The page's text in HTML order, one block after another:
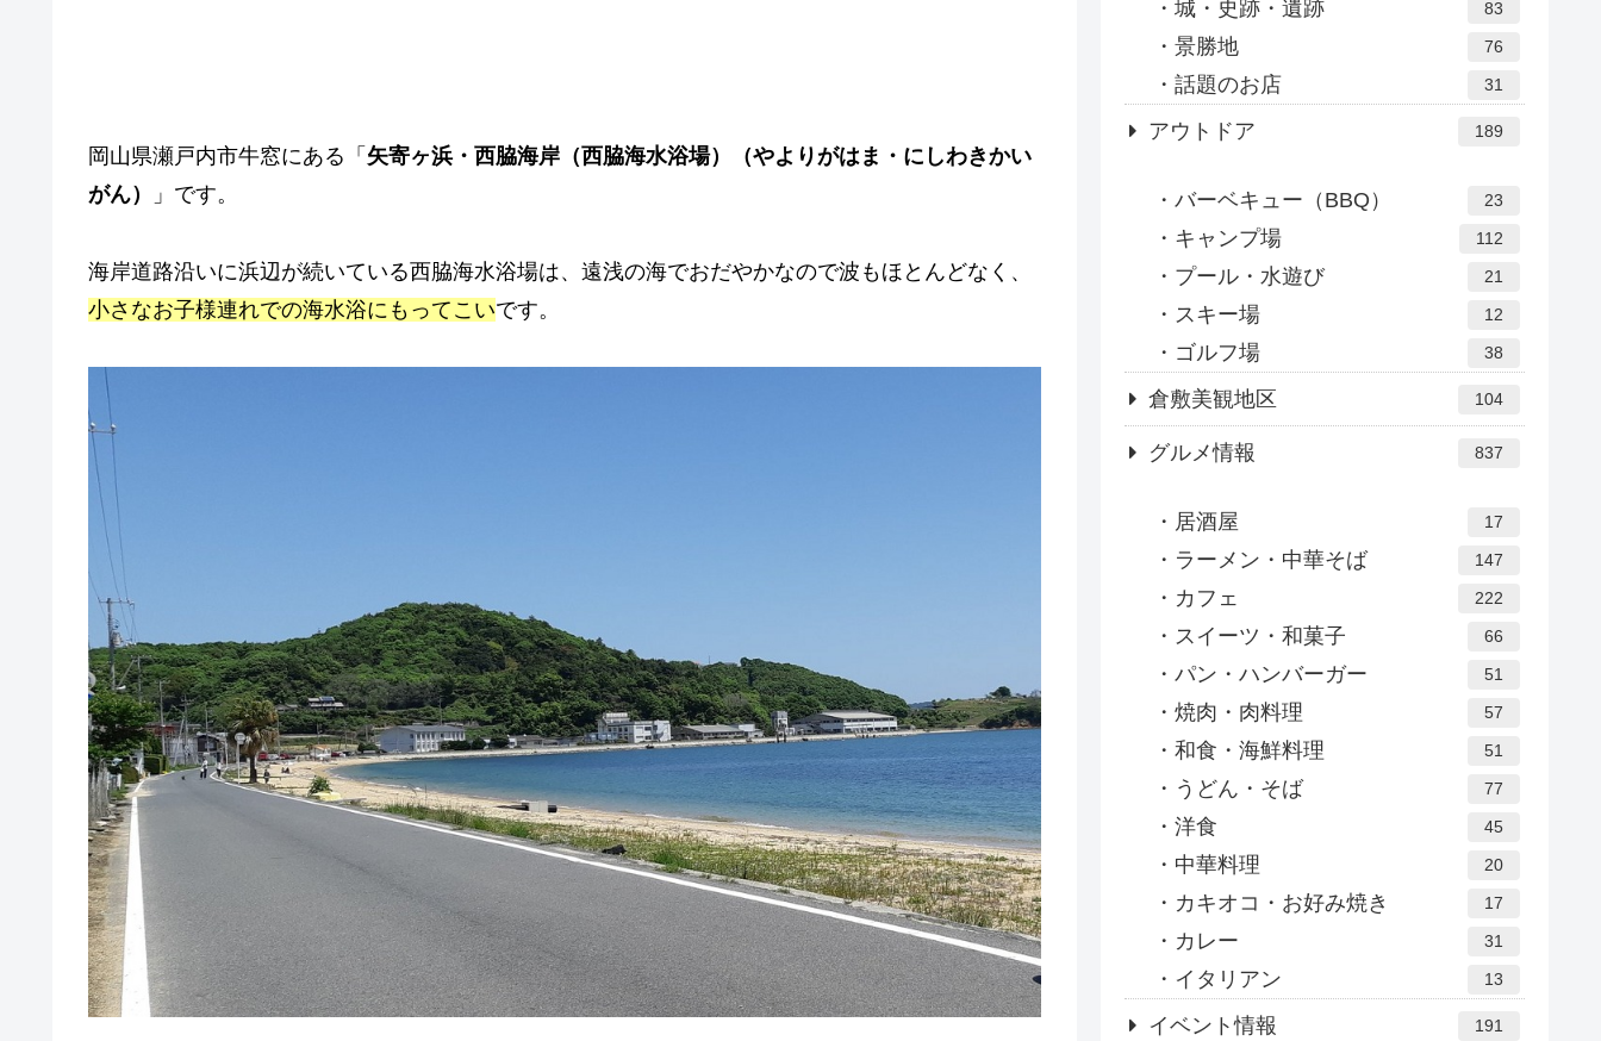
岡山県瀬戸内市牛窓にある「 矢寄ヶ浜・西脇海岸（西脇海水浴場）（やよりがはま・にしわきかい
がん）
」です。
海岸道路沿いに浜辺が続いている西脇海水浴場は、遠浅の海でおだやかなので波もほとんどなく、
小さなお子様連れでの海水浴にもってこいです。
城・史跡・遺跡 83
景勝地 76
話題のお店 31
アウトドア 189
バーベキュー（BBQ） 23
キャンプ場 112
プール・水遊び 21
スキー場 12
ゴルフ場 38
倉敷美観地区 104
グルメ情報 837
居酒屋 17
ラーメン・中華そば 147
カフェ 222
スイーツ・和菓子 66
パン・ハンバーガー 51
焼肉・肉料理 57
和食・海鮮料理 51
うどん・そば 77
洋食 45
中華料理 20
カキオコ・お好み焼き 17
カレー 31
イタリアン 13
イベント情報 191